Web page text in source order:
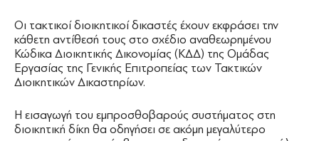
Οι τακτικοί διοικητικοί δικαστές έχουν εκφράσει την
κάθετη αντίθεσή τους στο σχέδιο αναθεωρημένου
Κώδικα Διοικητικής Δικονομίας (ΚΔΔ) της Ομάδας
Εργασίας της Γενικής Επιτροπείας των Τακτικών
Διοικητικών Δικαστηρίων.
Η εισαγωγή του εμπροσθοβαρούς συστήματος στη
διοικητική δίκη θα οδηγήσει σε ακόμη μεγαλύτερο